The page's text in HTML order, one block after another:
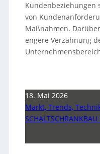
Kundenbeziehungen
von
Maßnahmen.
engere Verzahnung
18. Mai 2026
Markt, Trends,